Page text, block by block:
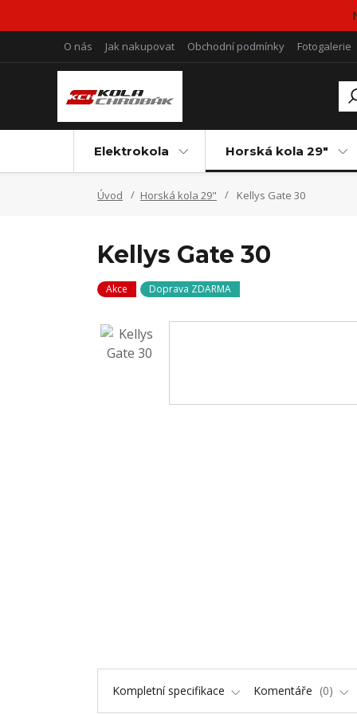
O nás Jak nakupovat Obchodní podmínky Fotogalerie
Elektrokola Horská kola 29"
Úvod Horská kola 29" Kellys Gate 30
Kellys Gate 30
Akce Doprava ZDARMA
Kompletní specifikace Komentáře 0